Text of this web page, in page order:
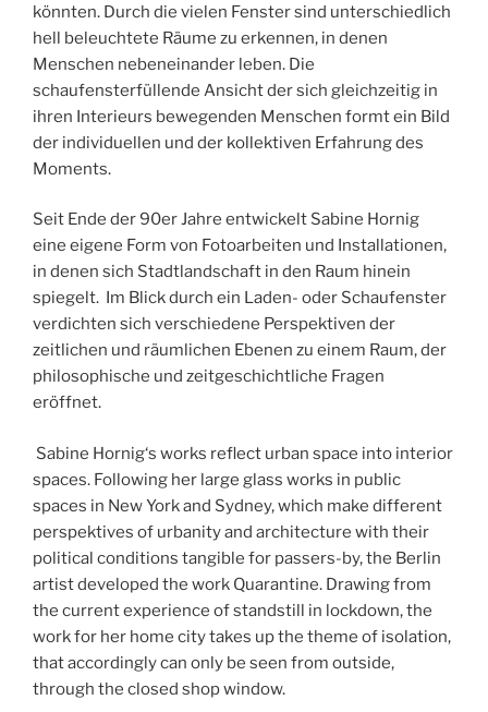
könnten. Durch die vielen Fenster sind unterschiedlich
hell beleuchtete Räume zu erkennen, in denen
Menschen nebeneinander leben. Die
schaufensterfüllende Ansicht der sich gleichzeitig in
ihren Interieurs bewegenden Menschen formt ein Bild
der individuellen und der kollektiven Erfahrung des
Moments.
Seit Ende der 90er Jahre entwickelt Sabine Hornig
eine eigene Form von Fotoarbeiten und Installationen,
in denen sich Stadtlandschaft in den Raum hinein
spiegelt. Im Blick durch ein Laden- oder Schaufenster
verdichten sich verschiedene Perspektiven der
zeitlichen und räumlichen Ebenen zu einem Raum, der
philosophische und zeitgeschichtliche Fragen
eröffnet.
Sabine Hornig‘s works reflect urban space into interior
spaces. Following her large glass works in public
spaces in New York and Sydney, which make different
perspektives of urbanity and architecture with their
political conditions tangible for passers-by, the Berlin
artist developed the work Quarantine. Drawing from
the current experience of standstill in lockdown, the
work for her home city takes up the theme of isolation,
that accordingly can only be seen from outside,
through the closed shop window.